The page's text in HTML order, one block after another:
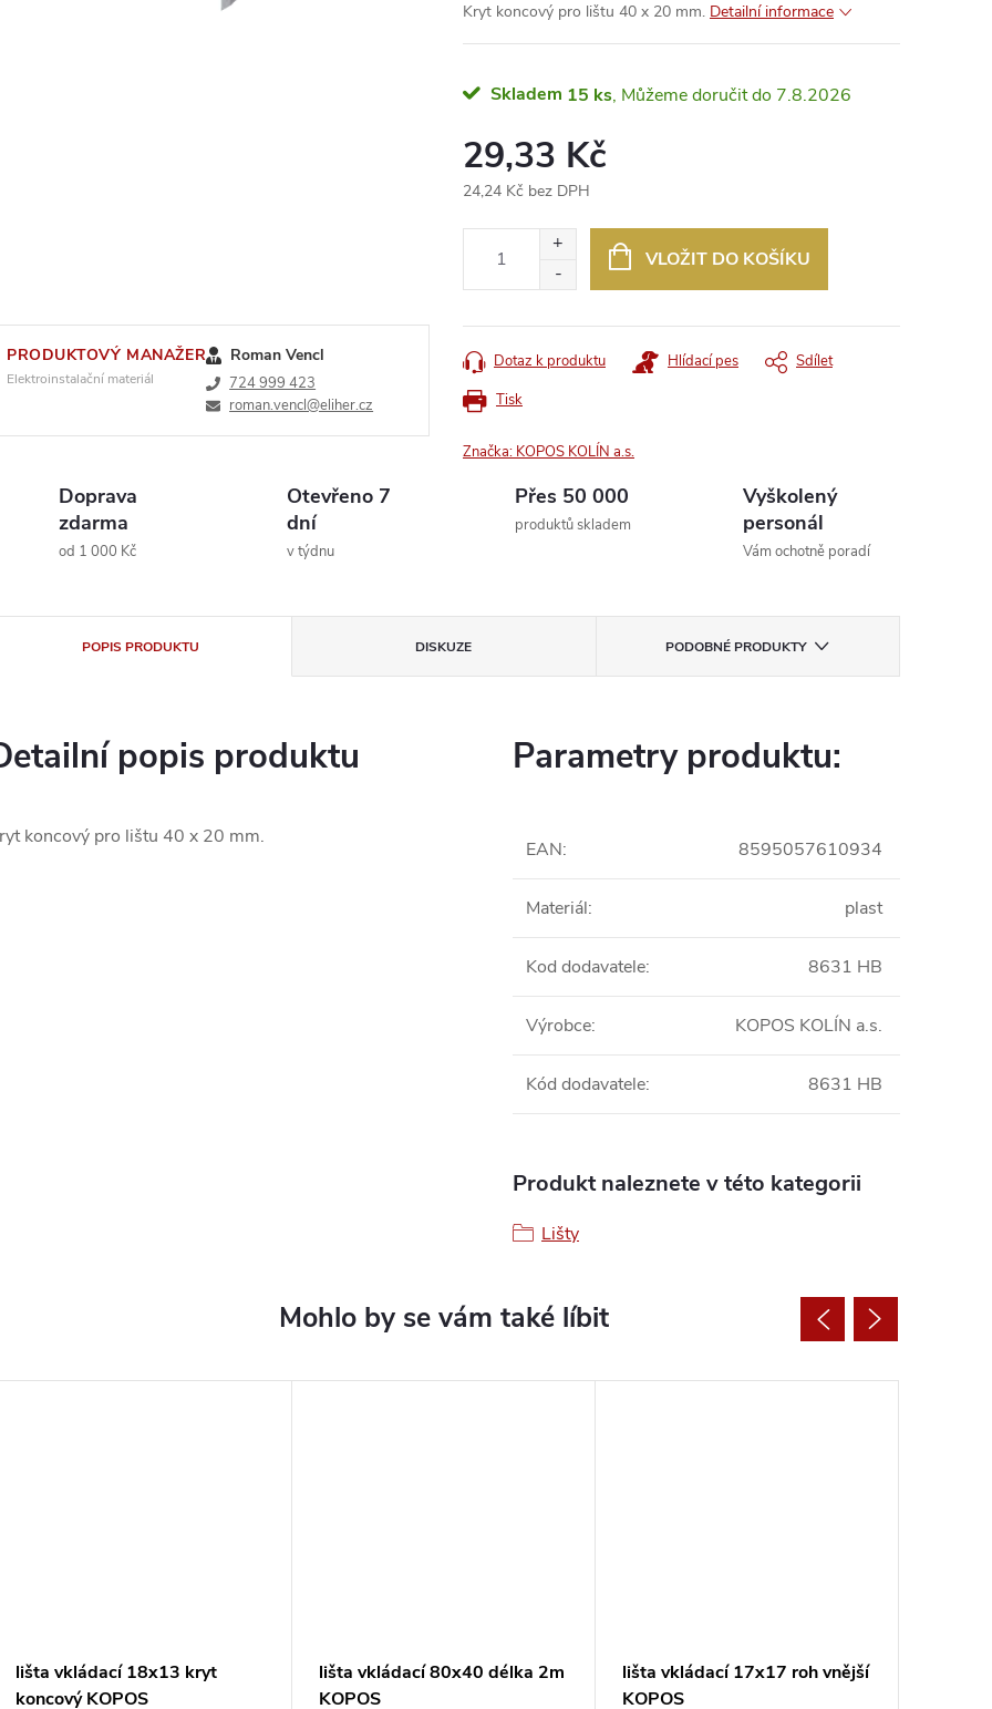
PRODUKTOVÝ MANAŽER
Elektroinstalační materiál
Roman Vencl
724 999 423
roman.vencl@eliher.cz
Kryt koncový pro lištu 40 x 20 mm. Detailní informace
Skladem 15 ks 7.8.2026
29,33 Kč
24,24 Kč bez DPH
VLOŽIT DO KOŠÍKU
Tisk
Dotaz k produktu Hlídací pes Sdílet
Značka: KOPOS KOLÍN a.s.
Doprava
zdarma
od 1 000 Kč
Otevřeno 7
dní
v týdnu
Přes 50 000
produktů skladem
Vyškolený
personál
Vám ochotně poradí
POPIS PRODUKTU DISKUZE PODOBNÉ PRODUKTY
popis produktu
koncový pro lištu 40 x 20 mm.
Parametry produktu:
EAN: 8595057610934
Materiál: plast
Kod dodavatele: 8631 HB
Výrobce: KOPOS KOLÍN a.s.
Kód dodavatele: 8631 HB
Produkt naleznete v této kategorii
Lišty
lišta vkládací 18x13 kryt
koncový KOPOS
lišta vkládací 80x40 délka 2m
KOPOS
lišta vkládací 17x17 roh vnější
KOPOS